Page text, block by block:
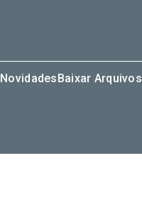
NovidadesBaixar Arquivos